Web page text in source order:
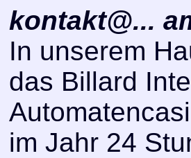
kontakt@...
In unserem
das Billard
im Jahr 24